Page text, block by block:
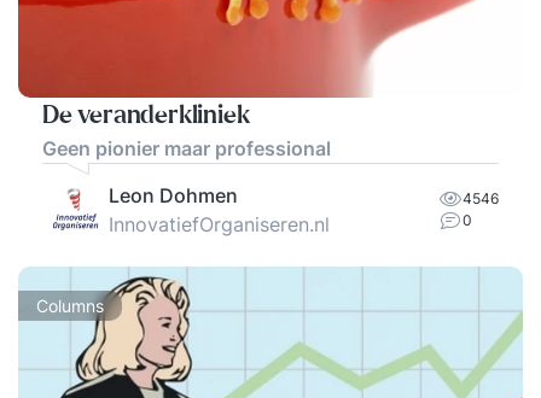
De veranderkliniek
Geen pionier maar professional
Leon Dohmen
InnovatiefOrganiseren.nl
4546
0
Columns